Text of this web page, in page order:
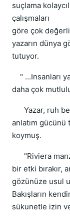
suçlama
çalışmaları
göre çok değerli
yazarın dünya
tutuyor.
" ...Insanları
daha çok
Yazar, ruh
anlatım
koymuş.
"Riviera
bir etki bırakır,
gözünüze usul
Bakışların
sükunetle izin